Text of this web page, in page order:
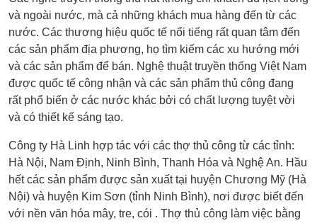
và ngoài nước, mà cả những khách mua hàng đến từ các
nước. Các thương hiệu quốc tế nổi tiếng rất quan tâm đến
các sản phẩm địa phương, họ tìm kiếm các xu hướng mới
và các sản phẩm để bán. Nghệ thuật truyền thống Việt Nam
được quốc tế công nhận và các sản phẩm thủ công đang
rất phổ biến ở các nước khác bởi có chất lượng tuyệt vời
và có thiết kế sáng tạo.
Công ty Hà Linh hợp tác với các thợ thủ công từ các tỉnh:
Hà Nội, Nam Định, Ninh Bình, Thanh Hóa và Nghệ An. Hầu
hết các sản phẩm được sản xuất tại huyện Chương Mỹ (Hà
Nội) và huyện Kim Sơn (tỉnh Ninh Bình), nơi được biết đến
với nền văn hóa mây, tre, cói . Thợ thủ công làm việc bằng